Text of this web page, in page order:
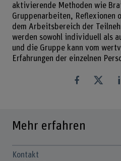
aktivierende Methoden wie
Gruppenarbeiten, Reflexionen
dem Arbeitsbereich der
werden sowohl individuell als
und die Gruppe kann vom
Erfahrungen der einzelnen
Mehr erfahren
Kontakt